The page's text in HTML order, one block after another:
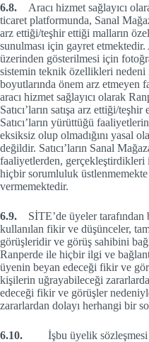
6.8. Aracı hizmet sağlayıcı
ticaret platformunda, Sanal
arz ettiği/teşhir ettiği malların
sunulması için gayret
üzerinden gösterilmesi için
sistemin teknik özellikleri nedeni
boyutlarında önem arz etmeyen
aracı hizmet sağlayıcı olarak
Satıcı’ların satışa arz ettiği/
Satıcı’ların yürüttüğü
eksiksiz olup olmadığını yasal
değildir. Satıcı’ların Sanal
faaliyetlerden, gerçekleştirdikleri
hiçbir sorumluluk
vermemektedir.
6.9.
SİTE’de üyeler tarafından
kullanılan fikir ve düşünceler,
görüşleridir ve görüş sahibini
Ranperde ile hiçbir ilgi ve
üyenin beyan edeceği fikir ve
kişilerin uğrayabileceği
edeceği fikir ve görüşler
zararlardan dolayı herhangi bir
6.10. İşbu üyelik sözleşmesi